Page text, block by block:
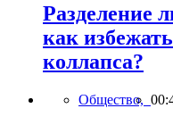
Разделение
как
коллапса?
Общество,